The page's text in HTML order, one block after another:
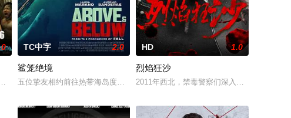
中坚守岗位，与毒贩
蒙谋杀罪入狱。狱中黑帮步步设局加害，危机四伏。身陷
召其子叶护相见。叶护心知父亲蒙冤，却无力翻案，只得冒险护送父亲逃亡。途中
尔在新加坡的特别行动组担任警察。这一次，他要对付的是黑帮，其中大多数人在
TC中字 2.0
鲨笼绝境
五位挚友相约前往热带海岛度假，计划在碧蓝海域中体验刺激的鲨鱼笼潜水，
HD 1.0
烈焰狂沙
2011年西北，禁毒警察们深入危险境地，与